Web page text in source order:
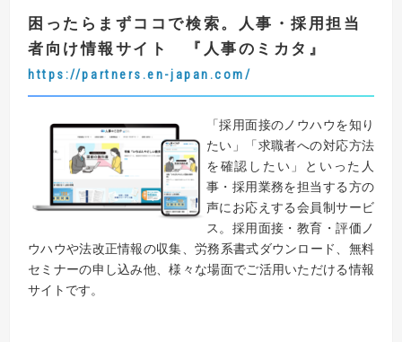
困ったらまずココで検索。人事・採用担当
者向け情報サイト
『 人事のミカタ 』
https://partners.en-japan.com/
「採用面接のノウハウを知り
たい」「求職者への対応方法
を確認したい」といった人
事・採用業務を担当する方の
声にお応えする会員制サービ
ス。採用面接・教育・評価ノ
ウハウや法改正情報の収集、労務系書式ダウンロード、無料
セミナーの申し込み他、様々な場面でご活用いただける情報
サイトです。